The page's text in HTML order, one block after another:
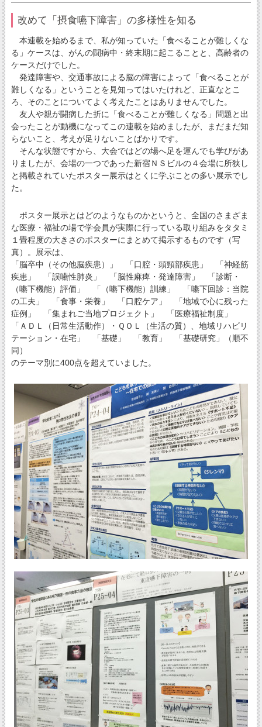
改めて「摂食嚥下障害」の多様性を知る
本連載を始めるまで、私が知っていた「食べることが難しくな
る」ケースは、がんの闘病中・終末期に起こることと、高齢者の
ケースだけでした。
発達障害や、交通事故による脳の障害によって「食べることが
難しくなる」ということを見知ってはいたけれど、正直なとこ
ろ、そのことについてよく考えたことはありませんでした。
友人や親が闘病した折に「食べることが難しくなる」問題と出
会ったことが動機になってこの連載を始めましたが、まだまだ知
らないこと、考えが足りないことばかりです。
そんな状態ですから、大会ではどの場へ足を運んでも学びがあ
りましたが、会場の一つであった新宿ＮＳビルの４会場に所狭し
と掲載されていたポスター展示はとくに学ぶことの多い展示でし
た。
ポスター展示とはどのようなものかというと、全国のさまざま
な医療・福祉の場で学会員が実際に行っている取り組みをタタミ
１畳程度の大きさのポスターにまとめて掲示するものです（写
真）。展示は、
「脳卒中（その他脳疾患）」 「口腔・頭頸部疾患」 「神経筋
疾患」 「誤嚥性肺炎」 「脳性麻痺・発達障害」 「診断・
（嚥下機能）評価」 「（嚥下機能）訓練」 「嚥下回診：当院
の工夫」 「食事・栄養」 「口腔ケア」 「地域で心に残った
症例」 「集まれご当地プロジェクト」 「医療福祉制度」
「ＡＤＬ（日常生活動作）・ＱＯＬ（生活の質）、地域リハビリ
テーション・在宅」 「基礎」 「教育」 「基礎研究」（順不
同）
のテーマ別に400点を超えていました。